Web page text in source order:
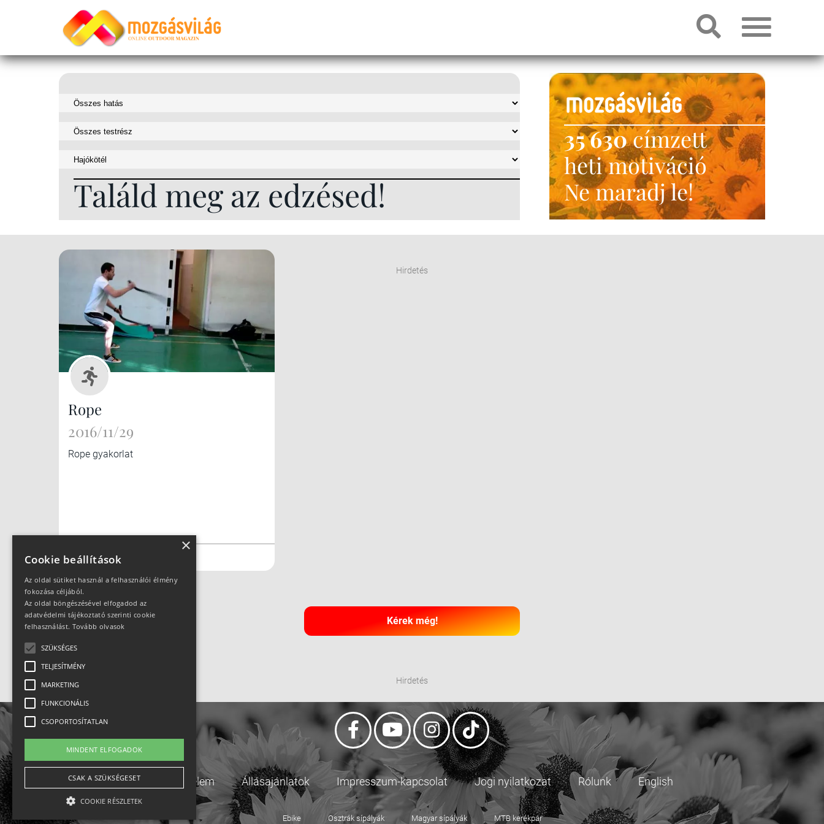
Találd meg az edzésed!
35 630címzett
heti motiváció
Ne maradj le!
Rope
2016/11/29
Rope gyakorlat
Hirdetés
Kérek még!
Hirdetés
Adatvédelem Állásajánlatok Impresszum-kapcsolat Jogi nyilatkozat Rólunk English
Ebike Osztrák sípályák Magyar sípályák MTB kerékpár
×
Cookie beállítások
Az oldal sütiket használ a felhasználói élmény
fokozása céljából.
Az oldal böngészésével elfogadod az
adatvédelmi tájékoztató szerinti cookie
felhasználást. Tovább olvasok
SZÜKSÉGES
TELJESÍTMÉNY
MARKETING
FUNKCIONÁLIS
CSOPORTOSÍTATLAN
MINDENT ELFOGADOK
CSAK A SZÜKSÉGESET
COOKIE RÉSZLETEK